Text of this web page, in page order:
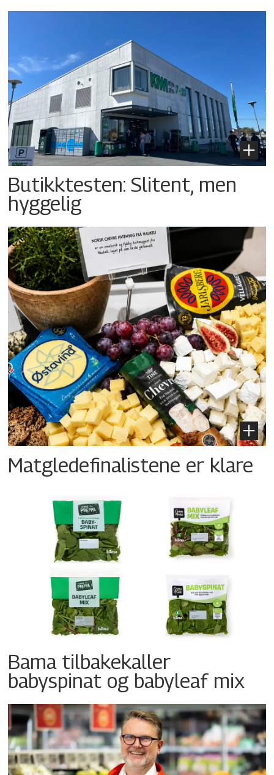
Butikktesten: Slitent, men
hyggelig
Matgledefinalistene er klare
Bama tilbakekaller
babyspinat og babyleaf mix